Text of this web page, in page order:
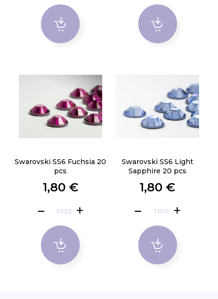
Swarovski SS6 Fuchsia 20
pcs
1,80 €
PCE
Swarovski SS6 Light
Sapphire 20 pcs
1,80 €
PCE